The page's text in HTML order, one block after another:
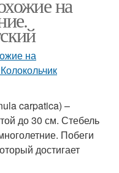
на
carpatica) –
до 30 см. Стебель
Побеги
достигает